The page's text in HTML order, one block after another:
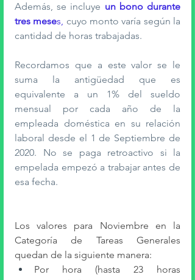
Además, se incluye un bono durante
tres meses, cuyo monto varía según la
cantidad de horas trabajadas.
Recordamos que a este valor se le
suma la antigüedad que es
equivalente a un 1% del sueldo
mensual por cada año de la
empleada doméstica en su relación
laboral desde el 1 de Septiembre de
2020. No se paga retroactivo si la
empelada empezó a trabajar antes de
esa fecha.
Los valores para Noviembre en la
Categoría de Tareas Generales
quedan de la siguiente manera:
Por hora (hasta 23 horas